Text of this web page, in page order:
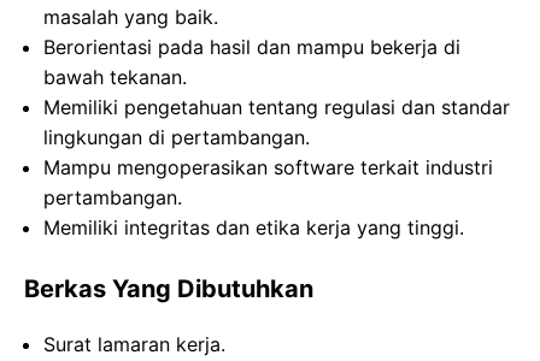
masalah yang baik.
Berorientasi pada hasil dan mampu bekerja di
bawah tekanan.
Memiliki pengetahuan tentang regulasi dan standar
lingkungan di pertambangan.
Mampu mengoperasikan software terkait industri
pertambangan.
Memiliki integritas dan etika kerja yang tinggi.
Berkas Yang Dibutuhkan
Surat lamaran kerja.